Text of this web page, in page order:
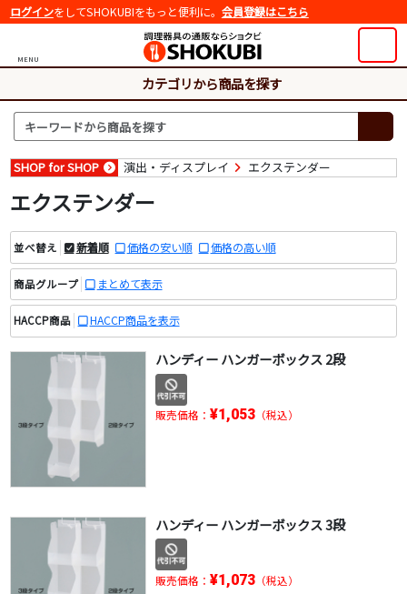
ログインをしてSHOKUBIをもっと便利に。 会員登録はこちら
MENU
カテゴリから商品を探す
SHOP for SHOP 演出・ディスプレイ エクステンダー
エクステンダー
並べ替え 新着順 価格の安い順 価格の高い順
商品グループ まとめて表示
HACCP商品 HACCP商品を表示
ハンディー ハンガーボックス 2段
販売価格： ¥1,053（税込）
ハンディー ハンガーボックス 3段
販売価格： ¥1,073（税込）